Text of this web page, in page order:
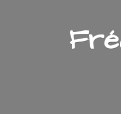
Fré